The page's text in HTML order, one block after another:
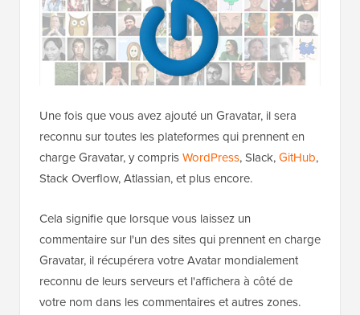
Une fois que vous avez ajouté un Gravatar, il sera
reconnu sur toutes les plateformes qui prennent en
charge Gravatar, y comprisWordPress, Slack,GitHub,
Stack Overflow, Atlassian, et plus encore.
Cela signifie que lorsque vous laissez un
commentaire sur l'un des sites qui prennent en charge
Gravatar, il récupérera votre Avatar mondialement
reconnu de leurs serveurs et l'affichera à côté de
votre nom dans les commentaires et autres zones.